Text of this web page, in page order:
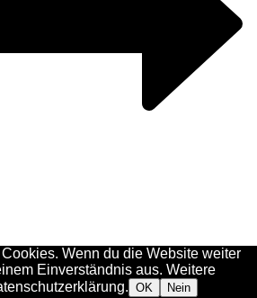
Wenn du die Website weiter
Einverständnis aus. Weitere
OK Nein